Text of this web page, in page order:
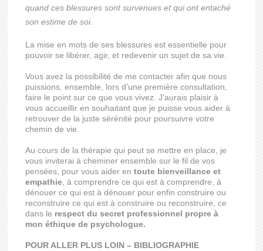
quand ces blessures sont survenues et qui ont entaché
son estime de soi.
La mise en mots de ses blessures est essentielle pour
pouvoir se libérer, agir, et redevenir un sujet.de sa vie.
Vous avez la possibilité de me contacter afin que nous
puissions, ensemble, lors d’une première consultation,
faire le point sur ce que vous vivez. J’aurais plaisir à
vous accueillir en souhaitant que je puisse vous aider à
retrouver de la juste sérénité pour poursuivre votre
chemin de vie.
Au cours de la thérapie qui peut se mettre en place, je
vous inviterai à cheminer ensemble sur le fil de vos
pensées, pour vous aider entoute bienveillance et
empathie, à comprendre ce qui est à comprendre, à
dénouer ce qui est à dénouer pour enfin construire ou
reconstruire ce qui est à construire ou reconstruire, ce
dans le respect du secret professionnel propre à
mon éthique de psychologue.
POUR ALLER PLUS LOIN – BIBLIOGRAPHIE